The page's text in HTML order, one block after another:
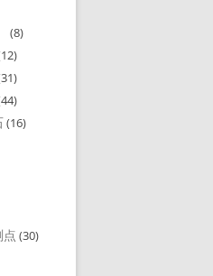
(8)
(16)
(30)